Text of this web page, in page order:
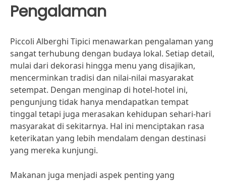
Pengalaman
Piccoli Alberghi Tipici menawarkan pengalaman yang
sangat terhubung dengan budaya lokal. Setiap detail,
mulai dari dekorasi hingga menu yang disajikan,
mencerminkan tradisi dan nilai-nilai masyarakat
setempat. Dengan menginap di hotel-hotel ini,
pengunjung tidak hanya mendapatkan tempat
tinggal tetapi juga merasakan kehidupan sehari-hari
masyarakat di sekitarnya. Hal ini menciptakan rasa
keterikatan yang lebih mendalam dengan destinasi
yang mereka kunjungi.
Makanan juga menjadi aspek penting yang